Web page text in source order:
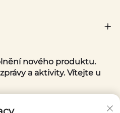
nového produktu.
a aktivity. Vítejte u